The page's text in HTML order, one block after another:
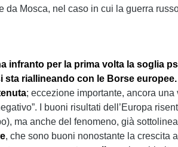
Mosca, nel caso in cui la guerra
infranto per la prima volta la soglia
riallineando con le Borse
; eccezione importante, ancora
I buoni risultati dell’Europa
ma anche del fenomeno, già
, che sono buoni nonostante la crescita